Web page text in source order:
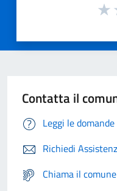
Contatta il
Leggi le
Richiedi
Chiama il